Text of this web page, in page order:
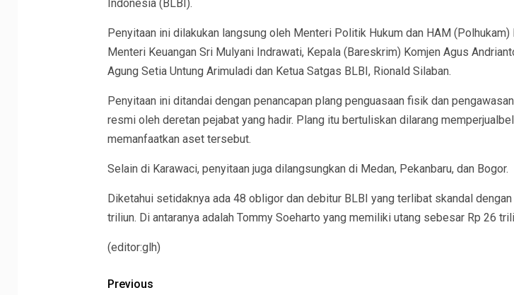
Indonesia (BLBI).
Penyitaan ini dilakukan langsung oleh Menteri Politik Hukum dan HAM (Polhukam)
Menteri Keuangan Sri Mulyani Indrawati, Kepala (Bareskrim) Komjen Agus
Agung Setia Untung Arimuladi dan Ketua Satgas BLBI, Rionald Silaban.
Penyitaan ini ditandai dengan penancapan plang penguasaan fisik dan
resmi oleh deretan pejabat yang hadir. Plang itu bertuliskan dilarang
memanfaatkan aset tersebut.
Selain di Karawaci, penyitaan juga dilangsungkan di Medan, Pekanbaru, dan Bogor.
Diketahui setidaknya ada 48 obligor dan debitur BLBI yang terlibat skandal dengan
triliun. Di antaranya adalah Tommy Soeharto yang memiliki utang sebesar Rp 26
(editor:glh)
Previous